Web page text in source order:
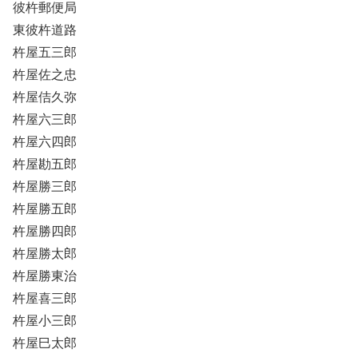
彼杵郵便局
東彼杵道路
杵屋五三郎
杵屋佐之忠
杵屋佶久弥
杵屋六三郎
杵屋六四郎
杵屋勘五郎
杵屋勝三郎
杵屋勝五郎
杵屋勝四郎
杵屋勝太郎
杵屋勝東治
杵屋喜三郎
杵屋小三郎
杵屋巳太郎